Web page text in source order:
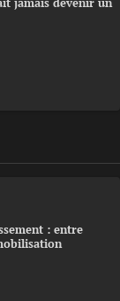
jamais devenir un
: entre